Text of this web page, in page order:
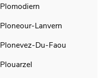
Plomodiern
Ploneour-Lanvern
Plonevez-Du-Faou
Plouarzel